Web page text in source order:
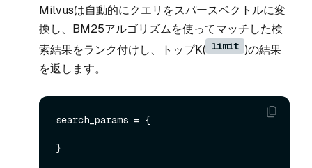
Milvusは自動的にクエリをスパースベクトルに変
換し、BM25アルゴリズムを使ってマッチした検
索結果をランク付けし、トップK( limit )の結果
を返します。
search_params = {
}